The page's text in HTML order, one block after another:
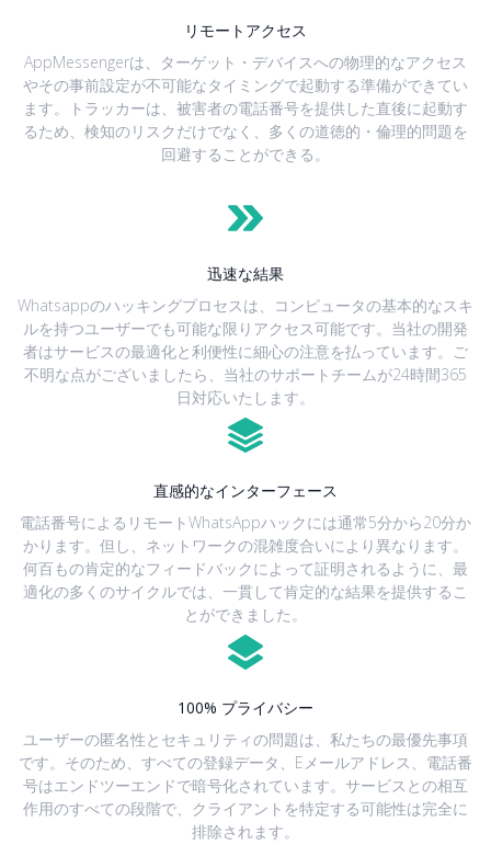
リモートアクセス
AppMessengerは、ターゲット・デバイスへの物理的なアクセス
やその事前設定が不可能なタイミングで起動する準備ができてい
ます。トラッカーは、被害者の電話番号を提供した直後に起動す
るため、検知のリスクだけでなく、多くの道徳的・倫理的問題を
回避することができる。
迅速な結果
Whatsappのハッキングプロセスは、コンピュータの基本的なスキ
ルを持つユーザーでも可能な限りアクセス可能です。当社の開発
者はサービスの最適化と利便性に細心の注意を払っています。ご
不明な点がございましたら、当社のサポートチームが24時間365
日対応いたします。
直感的なインターフェース
電話番号によるリモートWhatsAppハックには通常5分から20分か
かります。但し、ネットワークの混雑度合いにより異なります。
何百もの肯定的なフィードバックによって証明されるように、最
適化の多くのサイクルでは、一貫して肯定的な結果を提供するこ
とができました。
100% プライバシー
ユーザーの匿名性とセキュリティの問題は、私たちの最優先事項
です。そのため、すべての登録データ、Eメールアドレス、電話番
号はエンドツーエンドで暗号化されています。サービスとの相互
作用のすべての段階で、クライアントを特定する可能性は完全に
排除されます。